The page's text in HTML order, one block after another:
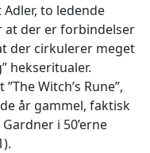
to ledende
at der er forbindelser
der cirkulerer meget
hekseritualer.
Witch’s Rune”,
år gammel, faktisk
i 50’erne